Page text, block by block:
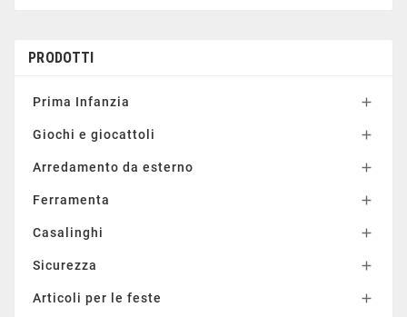
PRODOTTI
Prima Infanzia 
Giochi e giocattoli 
Arredamento da esterno 
Ferramenta 
Casalinghi 
Sicurezza 
Articoli per le feste 